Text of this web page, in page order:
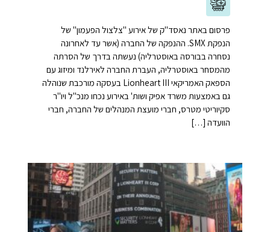
פרסום באתר נאסד"ק של אירוע "צלצול הפעמון" של
הנפקת SMX. ההנפקה של החברה (אשר עד לאחרונה
נסחרה בבורסה באוסטרליה) נעשתה בדרך של הסרתה
מהמסחר באוסטרליה, העברת החברה לאירלנד ומיזוג עם
הספאק האמריקאי Lionheart III בעסקה מורכבת שנוהלה
גם באמצעות משרד אפיק ושות' באירוע נכחו מנכ"ל ויו"ר
סקיוריטי מטרס, חברי מועצת המנהלים של החברה, חברי
הוועדה […]